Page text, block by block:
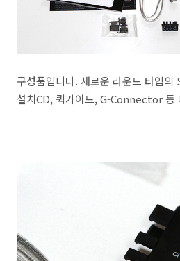
구성품입니다. 새로운 라운드 타입의
설치CD, 퀵가이드, G-Connector 등